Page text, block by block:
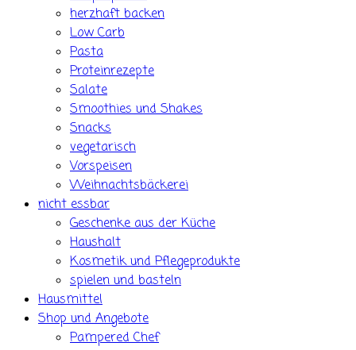
herzhaft backen
Low Carb
Pasta
Proteinrezepte
Salate
Smoothies und Shakes
Snacks
vegetarisch
Vorspeisen
Weihnachtsbäckerei
nicht essbar
Geschenke aus der Küche
Haushalt
Kosmetik und Pflegeprodukte
spielen und basteln
Hausmittel
Shop und Angebote
Pampered Chef